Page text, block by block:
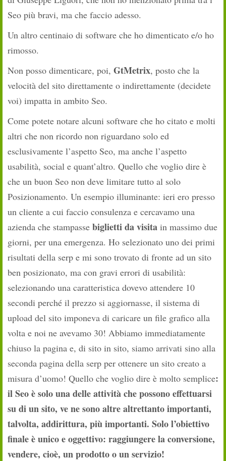
Seo più bravi, ma che faccio adesso.
Un altro centinaio di software che ho dimenticato e/o ho
rimosso.
Non posso dimenticare, poi, GtMetrix, posto che la
velocità del sito direttamente o indirettamente (decidete
voi) impatta in ambito Seo.
Come potete notare alcuni software che ho citato e molti
altri che non ricordo non riguardano solo ed
esclusivamente l’aspetto Seo, ma anche l’aspetto
usabilità, social e quant’altro. Quello che voglio dire è
che un buon Seo non deve limitare tutto al solo
Posizionamento. Un esempio illuminante: ieri ero presso
un cliente a cui faccio consulenza e cercavamo una
azienda che stampasse biglietti da visita in massimo due
giorni, per una emergenza. Ho selezionato uno dei primi
risultati della serp e mi sono trovato di fronte ad un sito
ben posizionato, ma con gravi errori di usabilità:
selezionando una caratteristica dovevo attendere 10
secondi perché il prezzo si aggiornasse, il sistema di
upload del sito imponeva di caricare un file grafico alla
volta e noi ne avevamo 30! Abbiamo immediatamente
chiuso la pagina e, di sito in sito, siamo arrivati sino alla
seconda pagina della serp per ottenere un sito creato a
misura d’uomo! Quello che voglio dire è molto semplice:
il Seo è solo una delle attività che possono effettuarsi
su di un sito, ve ne sono altre altrettanto importanti,
talvolta, addirittura, più importanti. Solo l’obiettivo
finale è unico e oggettivo: raggiungere la conversione,
vendere, cioè, un prodotto o un servizio!